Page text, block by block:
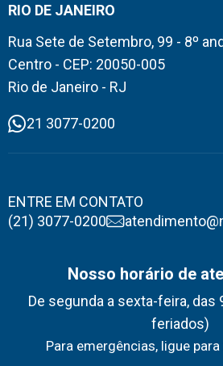
RIO DE JANEIRO
Rua Sete de Setembro, 99 - 8º
Centro - CEP: 20050-005
Rio de Janeiro - RJ
21 3077-0200
ENTRE EM CONTATO
(21) 3077-0200
Nosso horário de
De segunda a sexta-feira, das
feriados)
Para emergências, ligue para